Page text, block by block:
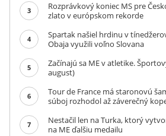
3
Rozprávkový koniec MS pre
zlato v európskom rekorde
4
Spartak našiel hrdinu v
Obaja využili voľno Slovana
5
Začínajú sa ME v atletike.
august)
6
Tour de France má staronovú
súboj rozhodol až záverečný
7
Nestačil len na Turka, ktorý
na ME ďalšiu medailu